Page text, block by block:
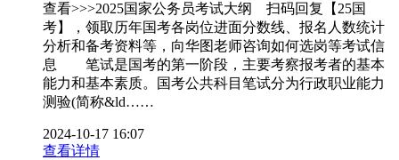
查看>>>2025国家公务员考试大纲 扫码回复【25国
考】，领取历年国考各岗位进面分数线、报名人数统计
分析和备考资料等，向华图老师咨询如何选岗等考试信
息 笔试是国考的第一阶段，主要考察报考者的基本
能力和基本素质。国考公共科目笔试分为行政职业能力
测验(简称&ld……
2024-10-17 16:07
查看详情